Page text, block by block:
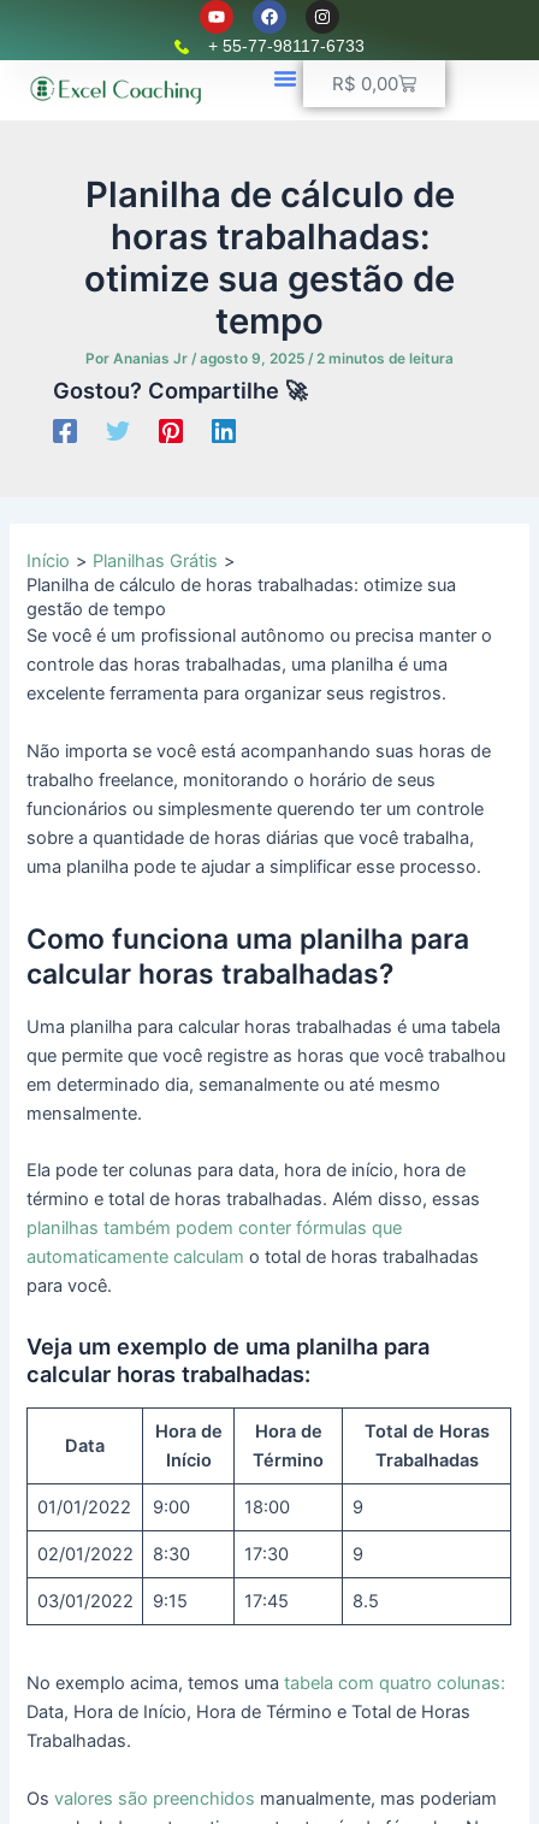
conteúdo
Y
o
u
t
F
a
c
e
b
o
I
n
s
t
r
+ 55-77-98117-6733
R$ 0,00Carrinho
Planilha de cálculo de
horas trabalhadas:
otimize sua gestão de
tempo
Por Ananias Jr /agosto 9, 2025 /2 minutos de leitura
Gostou? Compartilhe 🚀
Início
Planilhas Grátis
Planilha de cálculo de horas trabalhadas: otimize sua
gestão de tempo
Se você é um profissional autônomo ou precisa manter o
controle das horas trabalhadas, uma planilha é uma
excelente ferramenta para organizar seus registros.
Não importa se você está acompanhando suas horas de
trabalho freelance, monitorando o horário de seus
funcionários ou simplesmente querendo ter um controle
sobre a quantidade de horas diárias que você trabalha,
uma planilha pode te ajudar a simplificar esse processo.
Como funciona uma planilha para
calcular horas trabalhadas?
Uma planilha para calcular horas trabalhadas é uma tabela
que permite que você registre as horas que você trabalhou
em determinado dia, semanalmente ou até mesmo
mensalmente.
Ela pode ter colunas para data, hora de início, hora de
término e total de horas trabalhadas. Além disso, essas
planilhas também podem conter fórmulas que
automaticamente calculam o total de horas trabalhadas
para você.
Veja um exemplo de uma planilha para
calcular horas trabalhadas:
Data
Hora de
Início
Hora de
Término
Total de Horas
Trabalhadas
01/01/2022 9:00 18:00 9
02/01/2022 8:30 17:30 9
03/01/2022 9:15 17:45 8.5
No exemplo acima, temos umatabela com quatro colunas:
Data, Hora de Início, Hora de Término e Total de Horas
Trabalhadas.
Osvalores são preenchidos manualmente, mas poderiam